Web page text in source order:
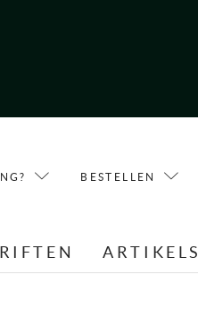
BESTELLEN
ARTIKELS